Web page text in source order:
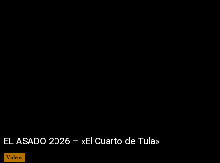
EL ASADO 2026 – «El Cuarto de Tula»
Videos